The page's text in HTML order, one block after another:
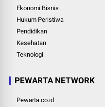
Ekonomi Bisnis
Hukum Peristiwa
Pendidikan
Kesehatan
Teknologi
PEWARTA NETWORK
Pewarta.co.id